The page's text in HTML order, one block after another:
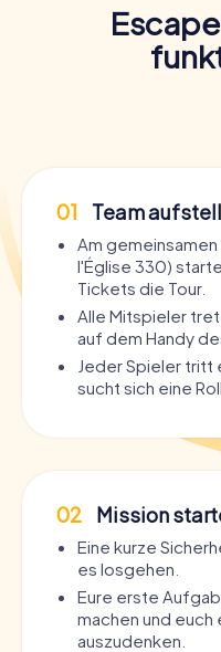
01 Team
Am
l'Église 330)
Tickets die Tour.
Alle Mitspieler
auf dem Handy
Jeder Spieler tritt
sucht sich eine
02 Mission
Eine kurze
es losgehen.
Eure erste
machen und euch
auszudenken.